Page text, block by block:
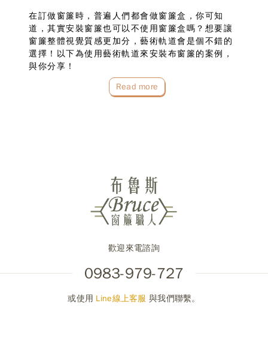
在訂做窗簾時，普遍人們都會做窗簾盒，你可知
道，其實安裝窗簾也可以不使用窗簾盒嗎？想要讓
窗簾整體視覺質感更加分，藝術軌道會是個不錯的
選擇！以下為使用藝術軌道來安裝布窗簾的案例，
與你分享！
Read more
歡迎來電諮詢
0983-979-727
或使用 Line線上客服 與我們聯繫。